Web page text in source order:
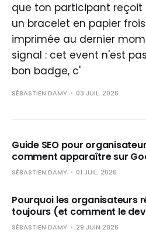
que ton participant reçoit
un bracelet en papier
imprimée au dernier
signal : cet event n'est
bon badge, c'
SÉBASTIEN DAMY 03 JUIL. 2026
Guide SEO pour
comment apparaître sur
SÉBASTIEN DAMY 01 JUIL. 2026
Pourquoi les organisateurs
toujours (et comment le
SÉBASTIEN DAMY 29 JUIN 2026